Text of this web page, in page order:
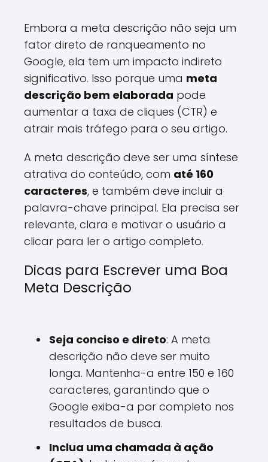
Embora a meta descrição não seja um
fator direto de ranqueamento no
Google, ela tem um impacto indireto
significativo. Isso porque uma meta
descrição bem elaborada pode
aumentar a taxa de cliques (CTR) e
atrair mais tráfego para o seu artigo.
A meta descrição deve ser uma síntese
atrativa do conteúdo, com até 160
caracteres, e também deve incluir a
palavra-chave principal. Ela precisa ser
relevante, clara e motivar o usuário a
clicar para ler o artigo completo.
Dicas para Escrever uma Boa
Meta Descrição
Seja conciso e direto: A meta
descrição não deve ser muito
longa. Mantenha-a entre 150 e 160
caracteres, garantindo que o
Google exiba-a por completo nos
resultados de busca.
Inclua uma chamada à ação